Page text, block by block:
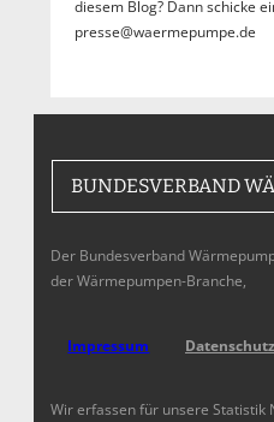
diesem Blog? Dann schicke
presse@waermepumpe.de
BUNDESVERBAND
Der Bundesverband
der Wärmepumpen-Branche,
Impressum Datenschutz
Wir erfassen für unsere Statistik